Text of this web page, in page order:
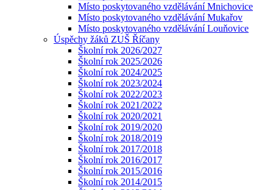
Místo poskytovaného vzdělávání Mnichovice
Místo poskytovaného vzdělávání Mukařov
Místo poskytovaného vzdělávání Louňovice
Úspěchy žáků ZUŠ Říčany
Školní rok 2026/2027
Školní rok 2025/2026
Školní rok 2024/2025
Školní rok 2023/2024
Školní rok 2022/2023
Školní rok 2021/2022
Školní rok 2020/2021
Školní rok 2019/2020
Školní rok 2018/2019
Školní rok 2017/2018
Školní rok 2016/2017
Školní rok 2015/2016
Školní rok 2014/2015